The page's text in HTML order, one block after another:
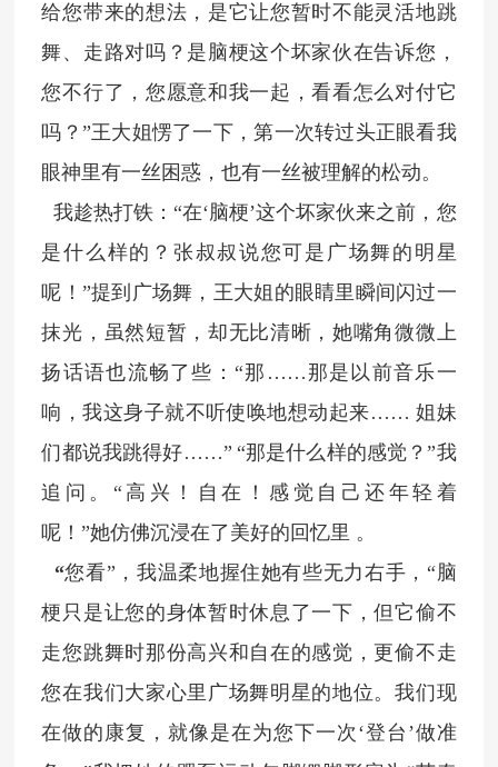
给您带来的想法，是它让您暂时不能灵活地跳
舞、走路对吗？是脑梗这个坏家伙在告诉您，
您不行了，您愿意和我一起，看看怎么对付它
吗？”王大姐愣了一下，第一次转过头正眼看我
眼神里有一丝困惑，也有一丝被理解的松动。
我趁热打铁：“在‘脑梗’这个坏家伙来之前，您
是什么样的？张叔叔说您可是广场舞的明星
呢！”提到广场舞，王大姐的眼睛里瞬间闪过一
抹光，虽然短暂，却无比清晰，她嘴角微微上
扬话语也流畅了些：“那……那是以前音乐一
响，我这身子就不听使唤地想动起来…… 姐妹
们都说我跳得好……” “那是什么样的感觉？”我
追问。“高兴！自在！感觉自己还年轻着
呢！”她仿佛沉浸在了美好的回忆里 。
“您看”，我温柔地握住她有些无力右手，“脑
梗只是让您的身体暂时休息了一下，但它偷不
走您跳舞时那份高兴和自在的感觉，更偷不走
您在我们大家心里广场舞明星的地位。我们现
在做的康复，就像是在为您下一次‘登台’做准